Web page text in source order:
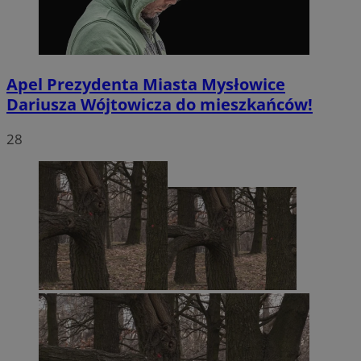
Apel Prezydenta Miasta Mysłowice
Dariusza Wójtowicza do mieszkańców!
28
li_gc
suid
Simplifi Holdings
Inc.
.simpli.fi
INGRESSCOOKIE
NGINX Inc.
bh.contextweb.com
Policy